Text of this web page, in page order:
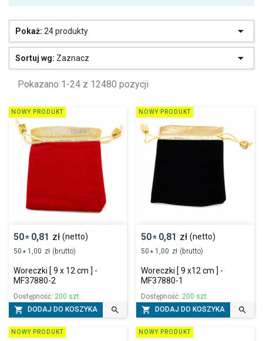
Pokaż: 24 produkty 
Sortuj wg: Zaznacz 
Pokazano 1-24 z 12480 pozycji
50* 0,81 zł (netto)
50 * 1,00 zł (brutto)
Woreczki [ 9 x 12 cm ] -
MF37880-2
Dostępność: 200 szt.
 DODAJ DO KOSZYKA 
NOWY PRODUKT
50* 0,81 zł (netto)
50 * 1,00 zł (brutto)
Woreczki [ 9 x12 cm ] -
MF37880-1
Dostępność: 200 szt.
 DODAJ DO KOSZYKA 
NOWY PRODUKT
NOWY PRODUKT NOWY PRODUKT